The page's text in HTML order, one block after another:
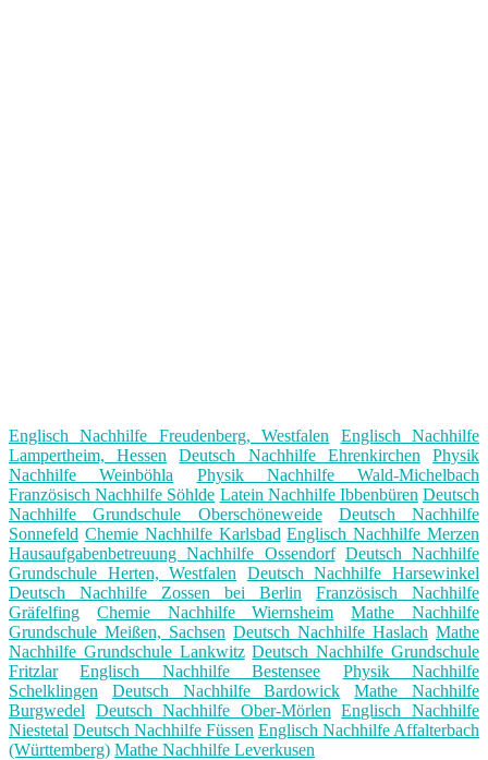
Englisch Nachhilfe Freudenberg, Westfalen
Englisch Nachhilfe
Lampertheim, Hessen
Deutsch Nachhilfe Ehrenkirchen
Physik
Nachhilfe Weinböhla
Physik Nachhilfe Wald-Michelbach
Französisch Nachhilfe Söhlde Latein Nachhilfe Ibbenbüren Deutsch
Nachhilfe Grundschule Oberschöneweide
Deutsch Nachhilfe
Sonnefeld Chemie Nachhilfe Karlsbad Englisch Nachhilfe Merzen
Hausaufgabenbetreuung Nachhilfe Ossendorf Deutsch Nachhilfe
Grundschule Herten, Westfalen
Deutsch Nachhilfe Harsewinkel
Deutsch Nachhilfe Zossen bei Berlin
Französisch Nachhilfe
Gräfelfing
Chemie Nachhilfe Wiernsheim
Mathe Nachhilfe
Grundschule Meißen, Sachsen Deutsch Nachhilfe Haslach Mathe
Nachhilfe Grundschule Lankwitz Deutsch Nachhilfe Grundschule
Fritzlar
Englisch Nachhilfe Bestensee
Physik Nachhilfe
Schelklingen
Deutsch Nachhilfe Bardowick
Mathe Nachhilfe
Burgwedel
Deutsch Nachhilfe Ober-Mörlen
Englisch Nachhilfe
Niestetal Deutsch Nachhilfe Füssen Englisch Nachhilfe Affalterbach
(Württemberg) Mathe Nachhilfe Leverkusen